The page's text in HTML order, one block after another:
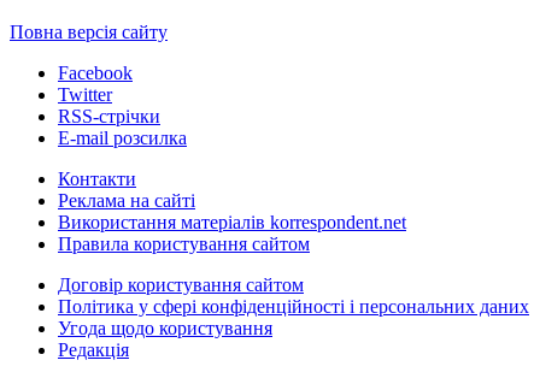
Повна версія сайту
Facebook
Twitter
RSS-стрічки
E-mail розсилка
Контакти
Реклама на сайті
Використання матеріалів korrespondent.net
Правила користування сайтом
Договір користування сайтом
Політика у сфері конфіденційності і персональних даних
Угода щодо користування
Редакція